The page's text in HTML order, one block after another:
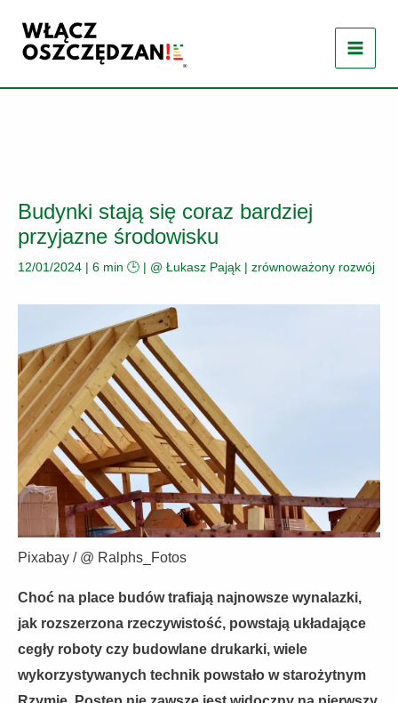
treści
Budynki stają się coraz bardziej
przyjazne środowisku
12/01/2024 | 6 min 🕒 | @ Łukasz Pająk | zrównoważony rozwój
Pixabay / @ Ralphs_Fotos
Choć na place budów trafiają najnowsze wynalazki,
jak rozszerzona rzeczywistość, powstają układające
cegły roboty czy budowlane drukarki, wiele
wykorzystywanych technik powstało w starożytnym